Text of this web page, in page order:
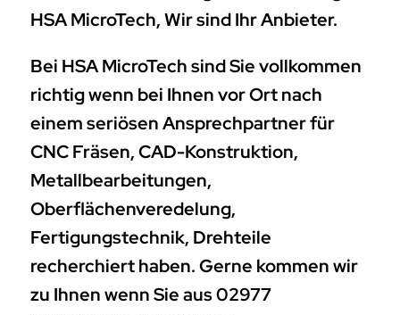
HSA MicroTech, Wir sind Ihr Anbieter.
Bei HSA MicroTech sind Sie vollkommen
richtig wenn bei Ihnen vor Ort nach
einem seriösen Ansprechpartner für
CNC Fräsen, CAD-Konstruktion,
Metallbearbeitungen,
Oberflächenveredelung,
Fertigungstechnik, Drehteile
recherchiert haben. Gerne kommen wir
zu Ihnen wenn Sie aus 02977